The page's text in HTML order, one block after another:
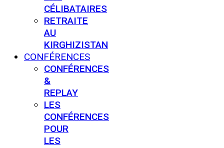
CÉLIBATAIRES
RETRAITE
AU
KIRGHIZISTAN
CONFÉRENCES
CONFÉRENCES
&
REPLAY
LES
CONFÉRENCES
POUR
LES